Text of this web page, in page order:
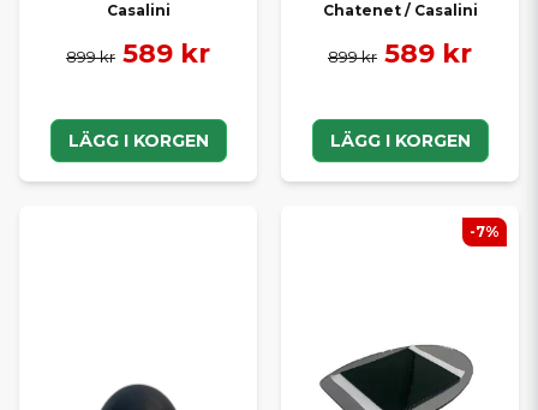
Casalini
899 kr 589 kr
LÄGG I KORGEN
Chatenet / Casalini
899 kr 589 kr
LÄGG I KORGEN
-7%